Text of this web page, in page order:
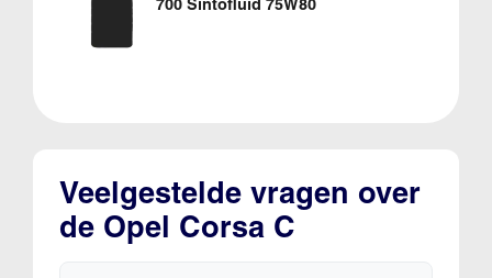
700 Sintofluid 75W80
Veelgestelde vragen over
de Opel Corsa C